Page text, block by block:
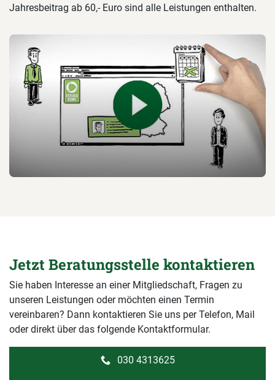
Jahresbeitrag ab 60,- Euro sind alle Leistungen enthalten.
Jetzt Beratungsstelle kontaktieren
Sie haben Interesse an einer Mitgliedschaft, Fragen zu
unseren Leistungen oder möchten einen Termin
vereinbaren? Dann kontaktieren Sie uns per Telefon, Mail
oder direkt über das folgende Kontaktformular.
030 4313625